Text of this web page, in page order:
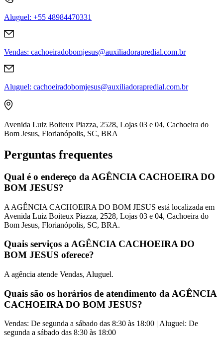
Aluguel: +55 48984470331
Vendas: cachoeiradobomjesus@auxiliadorapredial.com.br
Aluguel: cachoeiradobomjesus@auxiliadorapredial.com.br
Avenida Luiz Boiteux Piazza, 2528, Lojas 03 e 04, Cachoeira do
Bom Jesus, Florianópolis, SC, BRA
Perguntas frequentes
Qual é o endereço da AGÊNCIA CACHOEIRA DO
BOM JESUS?
A AGÊNCIA CACHOEIRA DO BOM JESUS está localizada em
Avenida Luiz Boiteux Piazza, 2528, Lojas 03 e 04, Cachoeira do
Bom Jesus, Florianópolis, SC, BRA.
Quais serviços a AGÊNCIA CACHOEIRA DO
BOM JESUS oferece?
A agência atende Vendas, Aluguel.
Quais são os horários de atendimento da AGÊNCIA
CACHOEIRA DO BOM JESUS?
Vendas: De segunda a sábado das 8:30 às 18:00 | Aluguel: De
segunda a sábado das 8:30 às 18:00